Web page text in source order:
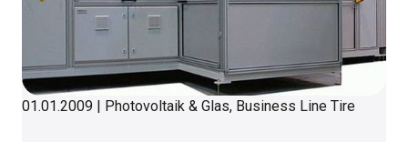
01.01.2009 | Photovoltaik & Glas, Business Line Tire